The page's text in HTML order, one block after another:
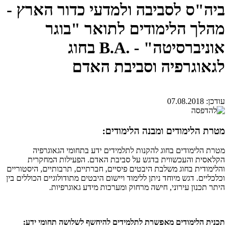
ביה"ס לסביבה ולמדעי כדור הארץ -
מהלך הלימודים לתואר "בוגר
אוניברסיטה" - .B.A בחוג
לגאוגרפיה וסביבת האדם
עודכן: 07.08.2018
מטרת הלימודים ומבנה הלימודים:
מטרת הלימודים בחוג להקנות לתלמידים ידע בתחומי הגאוגרפיה
הקלאסית והעכשווית בדגש על סביבת האדם. הפעילות המחקרית
והלימודית בחוג משלבת היבטים פיסיים, חברתיים, תרבותיים, היסטוריים
וכלכליים. דגש מיוחד ניתן ללימוד ויישום היבטים מתודולוגיים הכוללים בין
היתר תכנון עירוני, חישה מרחוק ומערכות מידע גאוגרפיות.
תכנית הלימודים מאפשרת לתלמידים להיחשף לשלושה תחומי ידע: